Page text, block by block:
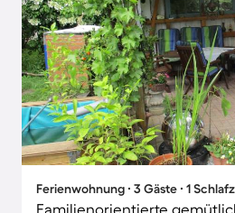
Ferienwohnung ∙ 3 Gäste ∙ 1